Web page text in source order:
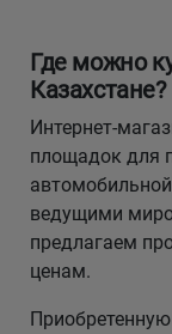
Где можно
Казахстане?
Интернет-
площадок для
ведущими
предлагаем
ценам.